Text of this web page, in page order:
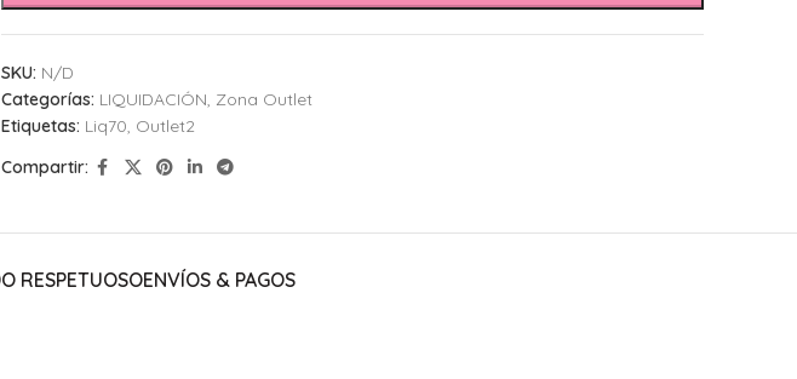
SKU: N/D
Categorías: LIQUIDACIÓN, Zona Outlet
Etiquetas: Liq70, Outlet2
Compartir:
RESPETUOSOENVÍOS & PAGOS